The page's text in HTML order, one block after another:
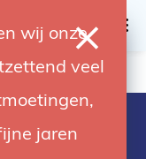
wij onze
veel
jaren
Aputure
MKII